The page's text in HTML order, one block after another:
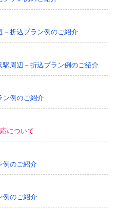
－折込プラン例のご紹介
周辺－折込プラン例のご紹介
ン例のご紹介
について
例のご紹介
例のご紹介